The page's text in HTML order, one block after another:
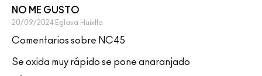
NO ME GUSTO
20/09/2024 Eglava Huixtla
Comentarios sobre NC45
Se oxida muy rápido se pone anaranjado